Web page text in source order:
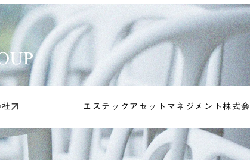
社 エステックアセットマネジメント株式